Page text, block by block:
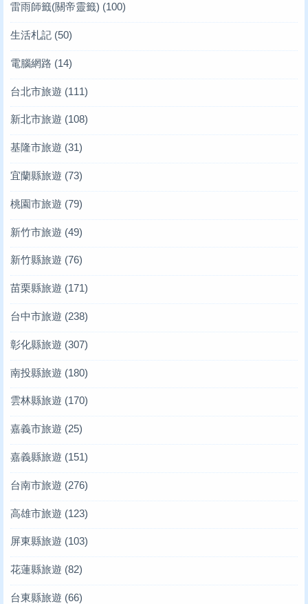
雷雨師籤(關帝靈籤) (100)
生活札記 (50)
電腦網路 (14)
台北市旅遊 (111)
新北市旅遊 (108)
基隆市旅遊 (31)
宜蘭縣旅遊 (73)
桃園市旅遊 (79)
新竹市旅遊 (49)
新竹縣旅遊 (76)
苗栗縣旅遊 (171)
台中市旅遊 (238)
彰化縣旅遊 (307)
南投縣旅遊 (180)
雲林縣旅遊 (170)
嘉義市旅遊 (25)
嘉義縣旅遊 (151)
台南市旅遊 (276)
高雄市旅遊 (123)
屏東縣旅遊 (103)
花蓮縣旅遊 (82)
台東縣旅遊 (66)